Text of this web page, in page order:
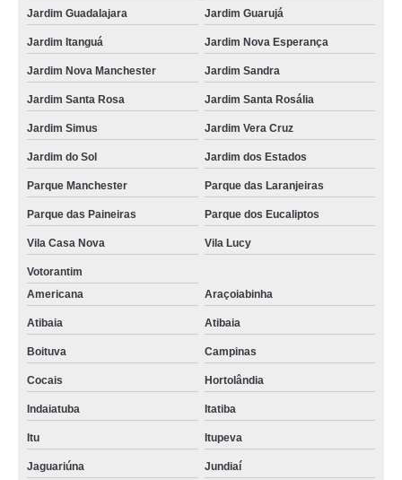
Jardim Guadalajara Jardim Guarujá
Jardim Itanguá Jardim Nova Esperança
Jardim Nova Manchester Jardim Sandra
Jardim Santa Rosa Jardim Santa Rosália
Jardim Simus Jardim Vera Cruz
Jardim do Sol Jardim dos Estados
Parque Manchester Parque das Laranjeiras
Parque das Paineiras Parque dos Eucaliptos
Vila Casa Nova Vila Lucy
Votorantim
Americana
Araçoiabinha
Atibaia Atibaia
Boituva Campinas
Cocais Hortolândia
Indaiatuba Itatiba
Itu Itupeva
Jaguariúna Jundiaí